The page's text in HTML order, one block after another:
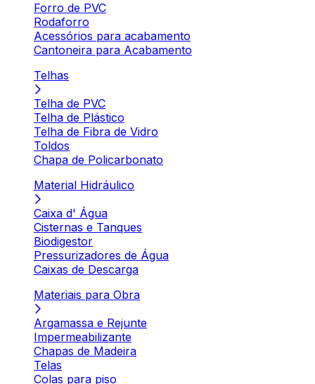
Forro de PVC
Rodaforro
Acessórios para acabamento
Cantoneira para Acabamento
Telhas
Telha de PVC
Telha de Plástico
Telha de Fibra de Vidro
Toldos
Chapa de Policarbonato
Material Hidráulico
Caixa d' Água
Cisternas e Tanques
Biodigestor
Pressurizadores de Água
Caixas de Descarga
Materiais para Obra
Argamassa e Rejunte
Impermeabilizante
Chapas de Madeira
Telas
Colas para piso